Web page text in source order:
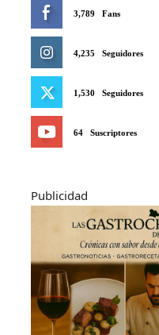
3,789 Fans
4,235 Seguidores
1,530 Seguidores
64 Suscriptores
Publicidad